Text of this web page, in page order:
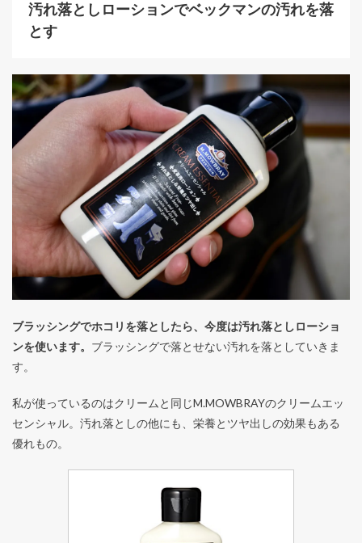
汚れ落としローションでベックマンの汚れを落
とす
ブラッシングでホコリを落としたら、今度は汚れ落としローショ
ンを使います。 ブラッシングで落とせない汚れを落としていきま
す。
私が使っているのはクリームと同じM.MOWBRAYのクリームエッ
センシャル。汚れ落としの他にも、栄養とツヤ出しの効果もある
優れもの。